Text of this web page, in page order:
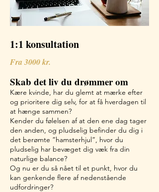
1:1 konsultation
Fra 3000 kr.
Skab det liv du drømmer om
Kære kvinde, har du glemt at mærke efter
og prioritere dig selv, for at få hverdagen til
at hænge sammen?
Kender du følelsen af at den ene dag tager
den anden, og pludselig befinder du dig i
det berømte ”hamsterhjul”, hvor du
pludselig har bevæget dig væk fra din
naturlige balance?
Og nu er du så nået til et punkt, hvor du
kan genkende flere af nedenstående
udfordringer?